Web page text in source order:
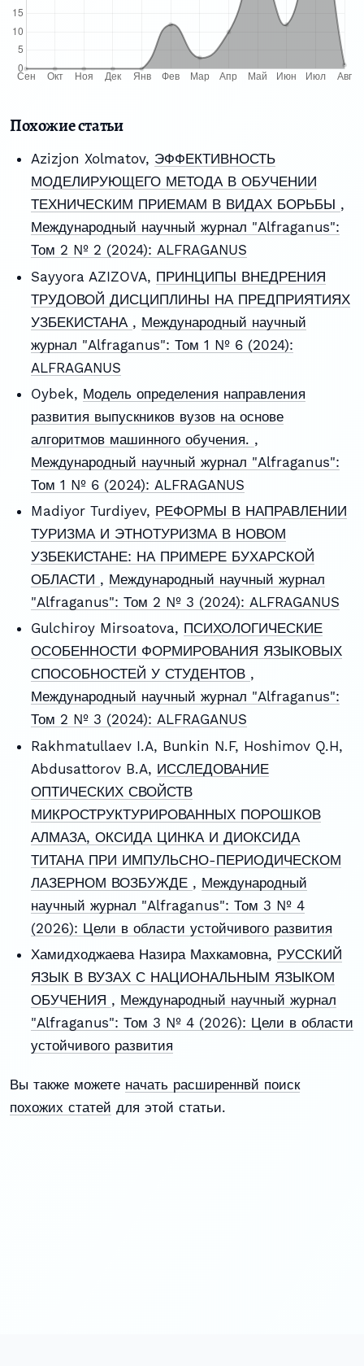
Похожие статьи
Azizjon Xolmatov, ЭФФЕКТИВНОСТЬ
МОДЕЛИРУЮЩЕГО МЕТОДА В ОБУЧЕНИИ
ТЕХНИЧЕСКИМ ПРИЕМАМ В ВИДАХ БОРЬБЫ ,
Международный научный журнал "Alfraganus":
Том 2 № 2 (2024): ALFRAGANUS
Sayyora AZIZOVA, ПРИНЦИПЫ ВНЕДРЕНИЯ
ТРУДОВОЙ ДИСЦИПЛИНЫ НА ПРЕДПРИЯТИЯХ
УЗБЕКИСТАНА , Международный научный
журнал "Alfraganus": Том 1 № 6 (2024):
ALFRAGANUS
Oybek, Модель определения направления
развития выпускников вузов на основе
алгоритмов машинного обучения. ,
Международный научный журнал "Alfraganus":
Том 1 № 6 (2024): ALFRAGANUS
Madiyor Turdiyev, РЕФОРМЫ В НАПРАВЛЕНИИ
ТУРИЗМА И ЭТНОТУРИЗМА В НОВОМ
УЗБЕКИСТАНЕ: НА ПРИМЕРЕ БУХAРСКОЙ
ОБЛАСТИ , Международный научный журнал
"Alfraganus": Том 2 № 3 (2024): ALFRAGANUS
Gulchiroy Mirsoatova, ПСИХОЛОГИЧЕСКИЕ
ОСОБЕННОСТИ ФОРМИРОВАНИЯ ЯЗЫКОВЫХ
СПОСОБНОСТЕЙ У СТУДЕНТОВ ,
Международный научный журнал "Alfraganus":
Том 2 № 3 (2024): ALFRAGANUS
Rakhmatullaev I.A, Bunkin N.F, Hoshimov Q.H,
Abdusattorov B.A, ИССЛЕДОВАНИЕ
ОПТИЧЕСКИХ СВОЙСТВ
МИКРОСТРУКТУРИРОВАННЫХ ПОРОШКОВ
АЛМАЗА, ОКСИДА ЦИНКА И ДИОКСИДА
ТИТАНА ПРИ ИМПУЛЬСНО-ПЕРИОДИЧЕСКОМ
ЛАЗЕРНОМ ВОЗБУЖДЕ , Международный
научный журнал "Alfraganus": Том 3 № 4
(2026): Цели в области устойчивого развития
Хамидходжаева Назира Махкамовна, РУССКИЙ
ЯЗЫК В ВУЗАХ С НАЦИОНАЛЬНЫМ ЯЗЫКОМ
ОБУЧЕНИЯ , Международный научный журнал
"Alfraganus": Том 3 № 4 (2026): Цели в области
устойчивого развития
Вы также можете начать расширеннвй поиск
похожих статей для этой статьи.